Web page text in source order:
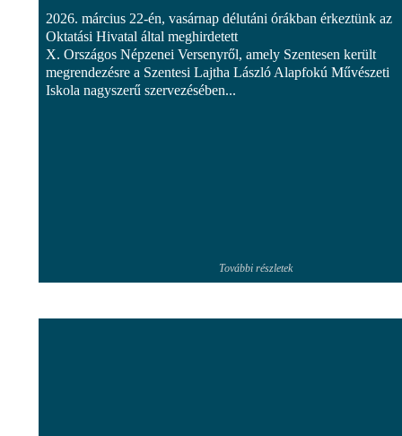
2026. március 22-én, vasárnap délutáni órákban érkeztünk az
Oktatási Hivatal által meghirdetett
X. Országos Népzenei Versenyről, amely Szentesen került
megrendezésre a Szentesi Lajtha László Alapfokú Művészeti
Iskola nagyszerű szervezésében...
További részletek